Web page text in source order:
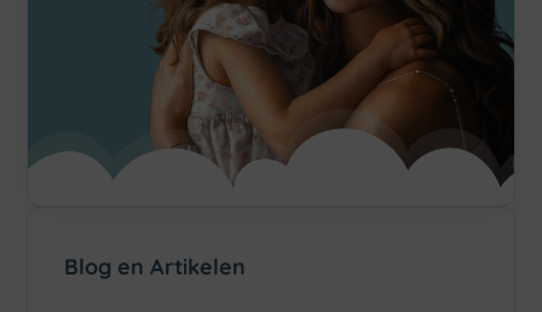
Blog en Artikelen